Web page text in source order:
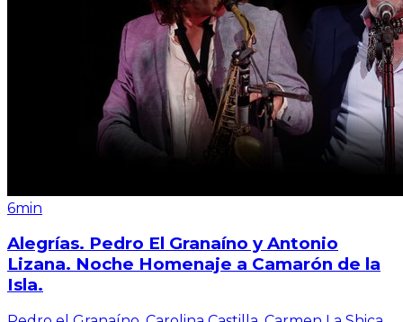
6min
Alegrías. Pedro El Granaíno y Antonio
Lizana. Noche Homenaje a Camarón de la
Isla.